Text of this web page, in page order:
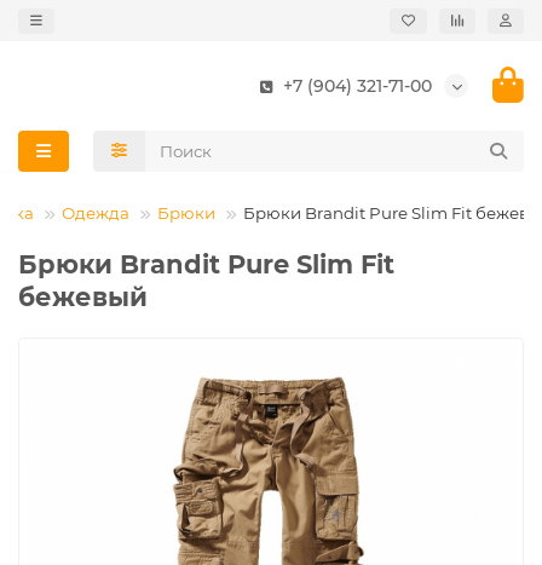
+7 (904) 321-71-00
Одежда Брюки Брюки Brandit Pure Slim Fit
Брюки Brandit Pure Slim Fit
бежевый